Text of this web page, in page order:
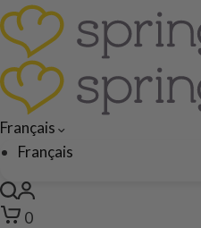
Français
Français
0